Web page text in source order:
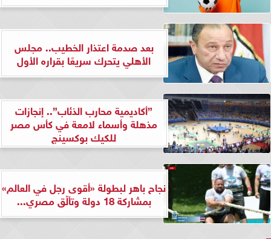
بعد صدمة اعتذار الخطيب.. مجلس
الأهلي يتحرك سريعًا بقراره الأول
”أكاديمية محارب الذئاب”.. إنجازات
مذهلة وأسماء لامعة في كأس مصر
للكيك بوكسينج
نجاح باهر لبطولة «أقوى رجل في العالم»
بمشاركة 18 دولة وتألّق مصري...